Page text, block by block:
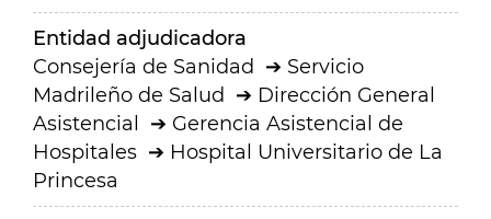
Entidad adjudicadora
Consejería de Sanidad
Servicio
Madrileño de Salud
Dirección General
Asistencial
Gerencia Asistencial de
Hospitales
Hospital Universitario de La
Princesa